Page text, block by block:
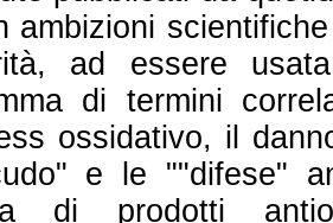
ambizioni
ad essere
di termini
ossidativo, il
e le ""difese"
di prodotti